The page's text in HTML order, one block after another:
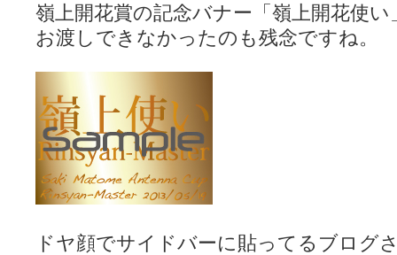
嶺上開花賞の記念バナー「嶺上開花使い
お渡しできなかったのも残念ですね。
ドヤ顔でサイドバーに貼ってるブログ